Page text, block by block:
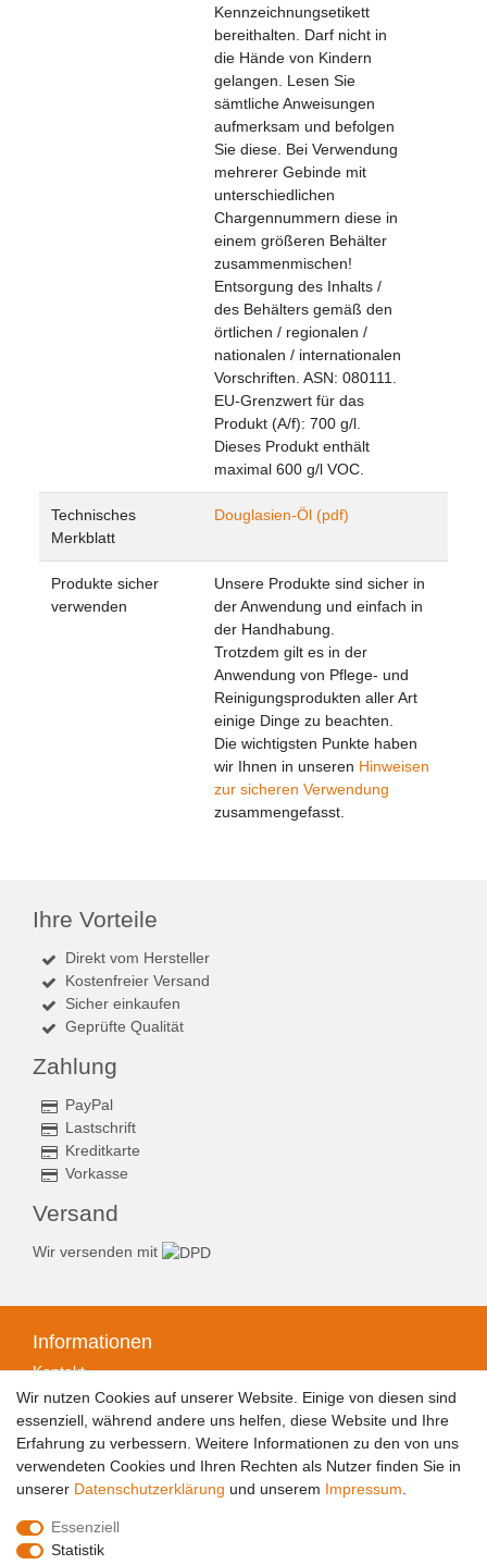
Kennzeichnungsetikett
bereithalten. Darf nicht in
die Hände von Kindern
gelangen. Lesen Sie
sämtliche Anweisungen
aufmerksam und befolgen
Sie diese. Bei Verwendung
mehrerer Gebinde mit
unterschiedlichen
Chargennummern diese in
einem größeren Behälter
zusammenmischen!
Entsorgung des Inhalts /
des Behälters gemäß den
örtlichen / regionalen /
nationalen / internationalen
Vorschriften. ASN: 080111.
EU-Grenzwert für das
Produkt (A/f): 700 g/l.
Dieses Produkt enthält
maximal 600 g/l VOC.
Technisches
Merkblatt
Douglasien-Öl (pdf)
Produkte sicher
verwenden
Unsere Produkte sind sicher in
der Anwendung und einfach in
der Handhabung.
Trotzdem gilt es in der
Anwendung von Pflege- und
Reinigungsprodukten aller Art
einige Dinge zu beachten.
Die wichtigsten Punkte haben
wir Ihnen in unseren Hinweisen
zur sicheren Verwendung
zusammengefasst.
Ihre Vorteile
Direkt vom Hersteller
Kostenfreier Versand
Sicher einkaufen
Geprüfte Qualität
Zahlung
PayPal
Lastschrift
Kreditkarte
Vorkasse
Versand
Wir versenden mit
Informationen
Kontakt
Zahlungsarten
Versandarten & -kosten
Widerrufsrecht
Widerrufsformular
Datenschutzerklärung
AGB
Barrierefreiheitserklärung
Wir nutzen Cookies auf unserer Website. Einige von diesen sind
essenziell, während andere uns helfen, diese Website und Ihre
Erfahrung zu verbessern. Weitere Informationen zu den von uns
verwendeten Cookies und Ihren Rechten als Nutzer finden Sie in
unserer Daten­schutz­erklärung und unserem Impressum
Essenziell
Statistik